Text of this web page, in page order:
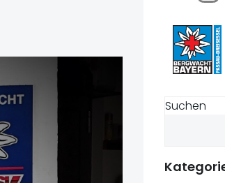
Suchen